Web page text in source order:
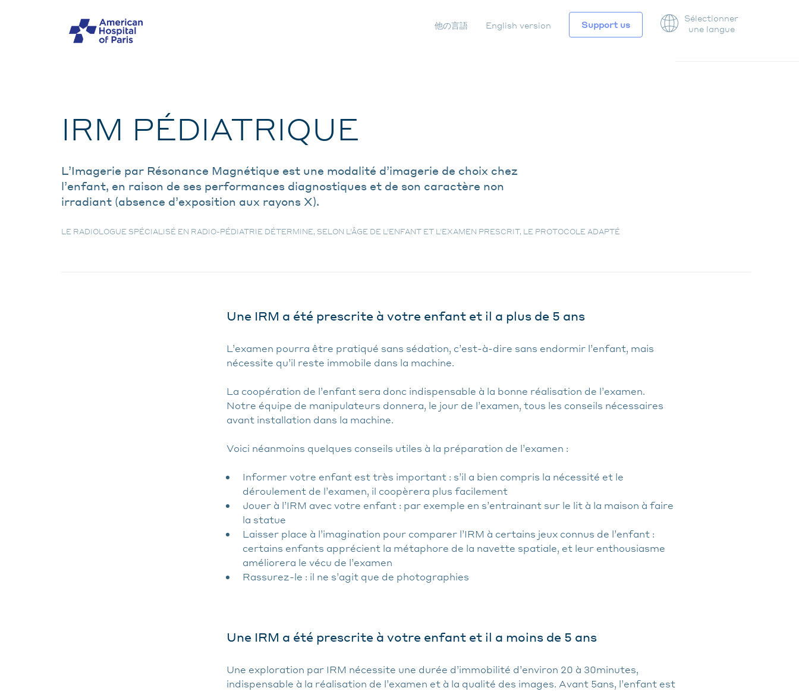
MENU
他の言語 English version Support us
Sélectionner
une langue
BREADCRUMB
IRM PÉDIATRIQUE
L’Imagerie par Résonance Magnétique est une modalité d’imagerie de choix chez
l’enfant, en raison de ses performances diagnostiques et de son caractère non
irradiant (absence d’exposition aux rayons X).
LE RADIOLOGUE SPÉCIALISÉ EN RADIO-PÉDIATRIE DÉTERMINE, SELON L’ÂGE DE L’ENFANT ET L’EXAMEN PRESCRIT, LE PROTOCOLE ADAPTÉ
Une IRM a été prescrite à votre enfant et il a plus de 5 ans
L’examen pourra être pratiqué sans sédation, c’est-à-dire sans endormir l’enfant, mais
nécessite qu’il reste immobile dans la machine.
La coopération de l’enfant sera donc indispensable à la bonne réalisation de l’examen.
Notre équipe de manipulateurs donnera, le jour de l’examen, tous les conseils nécessaires
avant installation dans la machine.
Voici néanmoins quelques conseils utiles à la préparation de l’examen :
Informer votre enfant est très important : s’il a bien compris la nécessité et le
déroulement de l’examen, il coopèrera plus facilement
Jouer à l’IRM avec votre enfant : par exemple en s’entrainant sur le lit à la maison à faire
la statue
Laisser place à l’imagination pour comparer l’IRM à certains jeux connus de l’enfant :
certains enfants apprécient la métaphore de la navette spatiale, et leur enthousiasme
améliorera le vécu de l’examen
Rassurez-le : il ne s’agit que de photographies
Une IRM a été prescrite à votre enfant et il a moins de 5 ans
Une exploration par IRM nécessite une durée d’immobilité d’environ 20 à 30minutes,
indispensable à la réalisation de l’examen et à la qualité des images. Avant 5ans, l’enfant est